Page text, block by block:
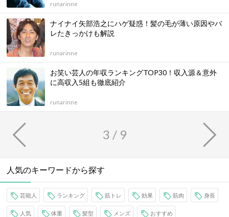
runarinne
ナイナイ矢部浩之にハゲ疑惑！髪の毛が薄い原因やバ
レたきっかけも解説
runarinne
お笑い芸人の年収ランキングTOP30！収入源＆意外
に高収入5組も徹底紹介
runarinne
3 / 9
人気のキーワードから探す
芸能人 ランキング 筋トレ 効果 筋肉 身長
人気 体重 髪型 メンズ おすすめ